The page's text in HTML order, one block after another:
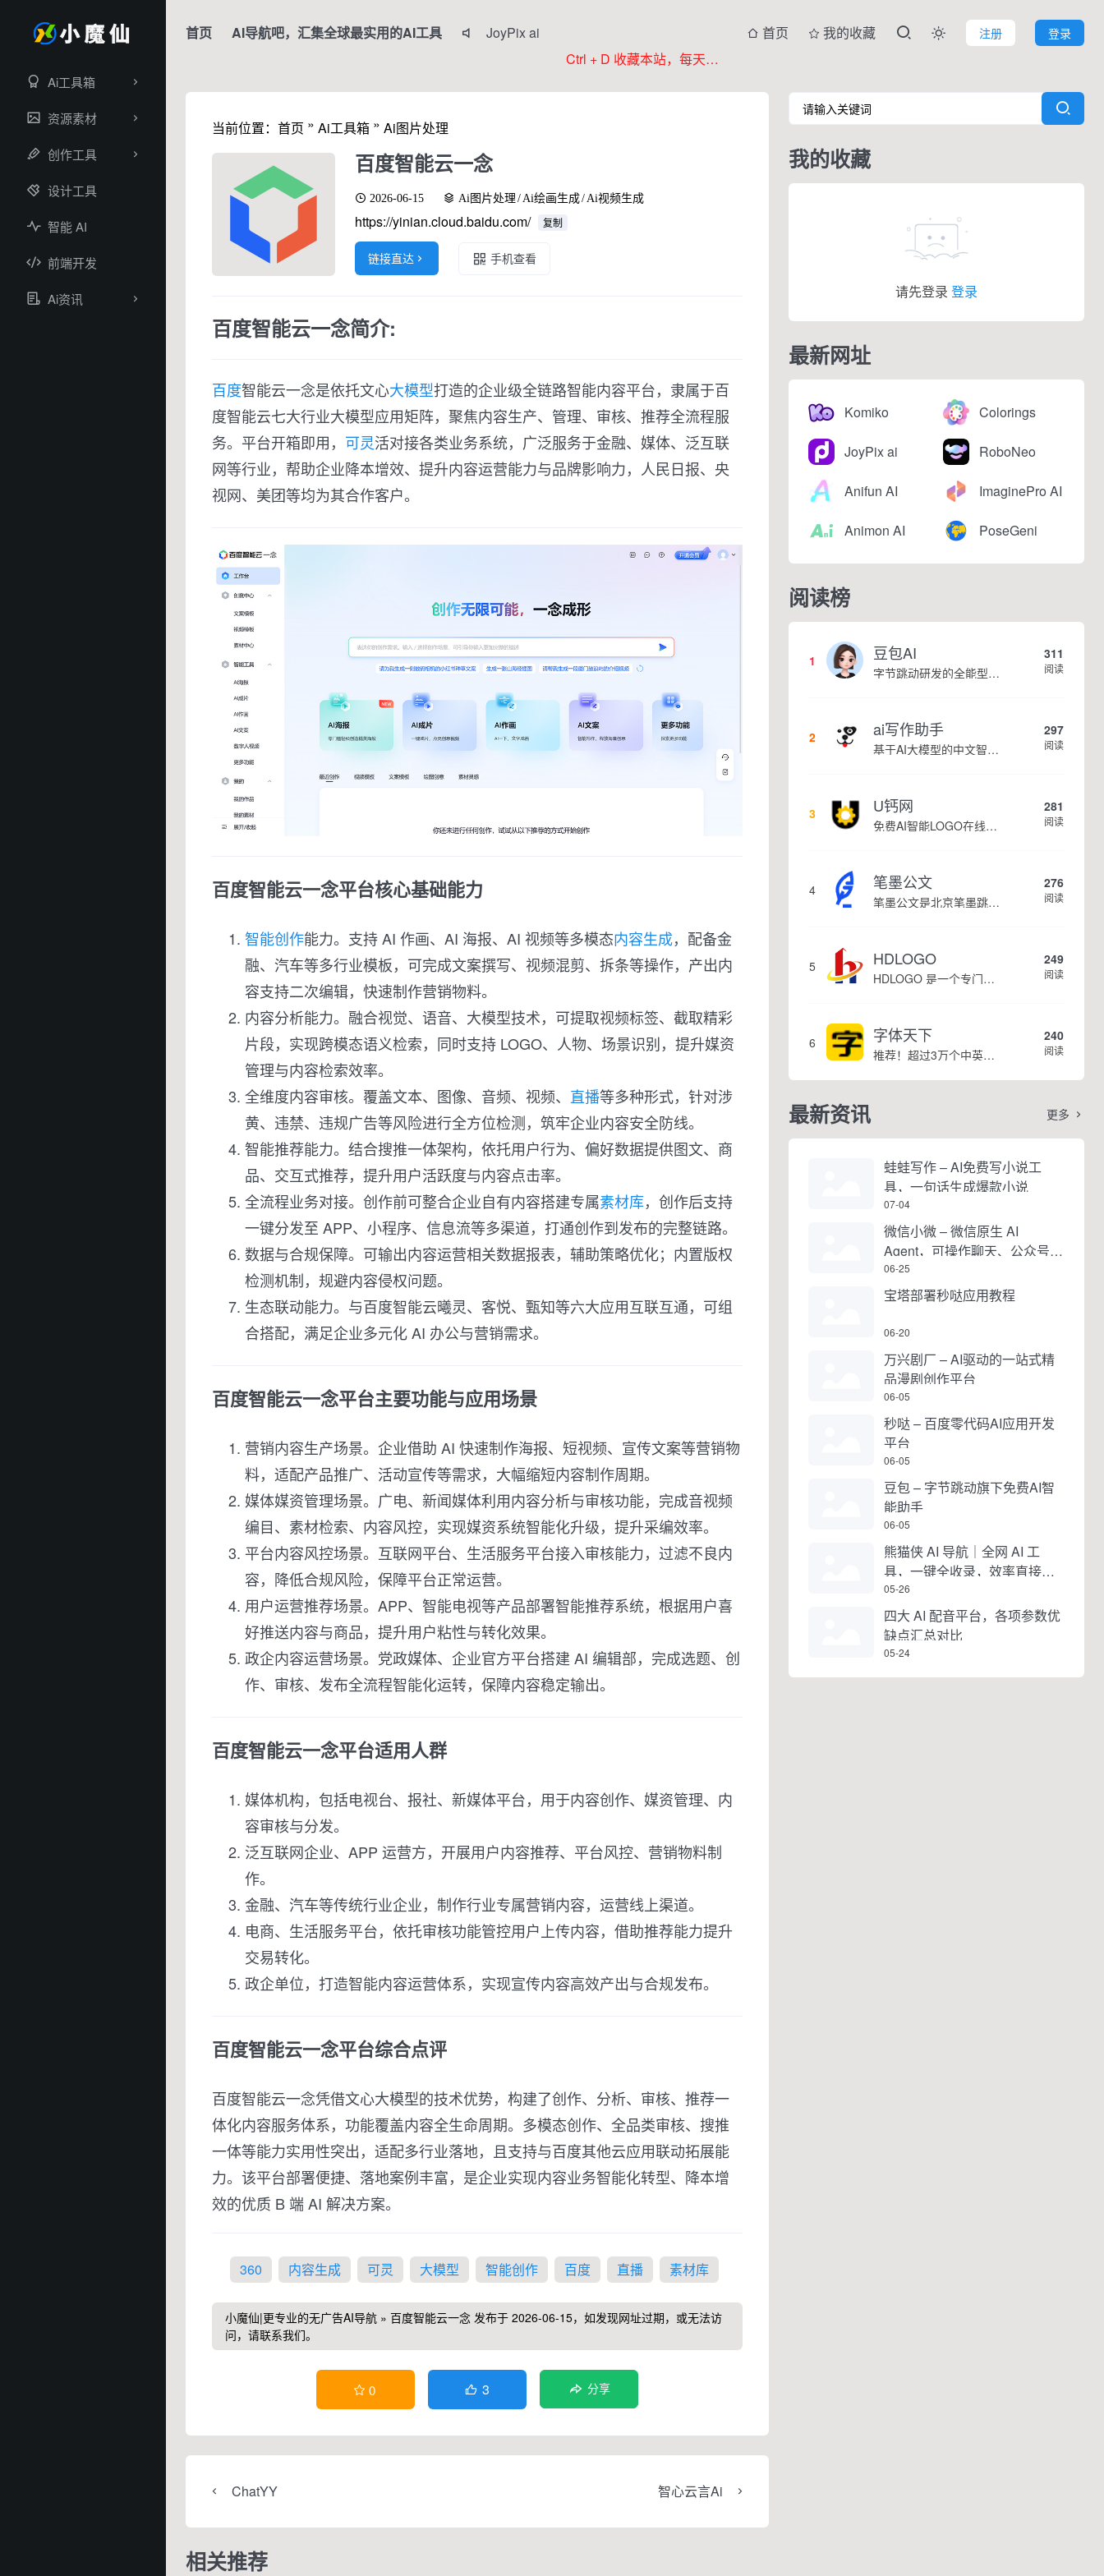
Ai工具箱
资源素材
创作工具
设计工具
智能 AI
前端开发
Ai资讯
首页 AI导航吧，汇集全球最实用的AI工具 
JoyPix ai
登录
注册

首页
我的收藏
Ctrl + D 收藏本站，每天更新好站！
当前位置： 首页 » Ai工具箱 » Ai图片处理
百度智能云一念
2026-06-15 Ai图片处理 / Ai绘画生成/ Ai视频生成
https://yinian.cloud.baidu.com/ 复制
链接直达  手机查看
百度智能云一念简介:
百度智能云一念是依托文心大模型打造的企业级全链路智能内容平台，隶属于百
度智能云七大行业大模型应用矩阵，聚焦内容生产、管理、审核、推荐全流程服
务。平台开箱即用， 可灵活对接各类业务系统，广泛服务于金融、媒体、泛互联
网等行业，帮助企业降本增效、提升内容运营能力与品牌影响力，人民日报、央
视网、美团等均为其合作客户。
百度智能云一念平台核心基础能力
智能创作能力。支持 AI 作画、AI 海报、AI 视频等多模态内容生成，配备金
融、汽车等多行业模板，可完成文案撰写、视频混剪、拆条等操作，产出内
容支持二次编辑，快速制作营销物料。
内容分析能力。融合视觉、语音、大模型技术，可提取视频标签、截取精彩
片段，实现跨模态语义检索，同时支持 LOGO、人物、场景识别，提升媒资
管理与内容检索效率。
全维度内容审核。覆盖文本、图像、音频、视频、 直播等多种形式，针对涉
黄、违禁、违规广告等风险进行全方位检测，筑牢企业内容安全防线。
智能推荐能力。结合搜推一体架构，依托用户行为、偏好数据提供图文、商
品、交互式推荐，提升用户活跃度与内容点击率。
全流程业务对接。创作前可整合企业自有内容搭建专属素材库，创作后支持
一键分发至 APP、小程序、信息流等多渠道，打通创作到发布的完整链路。
数据与合规保障。可输出内容运营相关数据报表，辅助策略优化；内置版权
检测机制，规避内容侵权问题。
生态联动能力。与百度智能云曦灵、客悦、甄知等六大应用互联互通，可组
合搭配，满足企业多元化 AI 办公与营销需求。
百度智能云一念平台主要功能与应用场景
营销内容生产场景。企业借助 AI 快速制作海报、短视频、宣传文案等营销物
料，适配产品推广、活动宣传等需求，大幅缩短内容制作周期。
媒体媒资管理场景。广电、新闻媒体利用内容分析与审核功能，完成音视频
编目、素材检索、内容风控，实现媒资系统智能化升级，提升采编效率。
平台内容风控场景。互联网平台、生活服务平台接入审核能力，过滤不良内
容，降低合规风险，保障平台正常运营。
用户运营推荐场景。APP、智能电视等产品部署智能推荐系统，根据用户喜
好推送内容与商品，提升用户粘性与转化效果。
政企内容运营场景。党政媒体、企业官方平台搭建 AI 编辑部，完成选题、创
作、审核、发布全流程智能化运转，保障内容稳定输出。
百度智能云一念平台适用人群
媒体机构，包括电视台、报社、新媒体平台，用于内容创作、媒资管理、内
容审核与分发。
泛互联网企业、APP 运营方，开展用户内容推荐、平台风控、营销物料制
作。
金融、汽车等传统行业企业，制作行业专属营销内容，运营线上渠道。
电商、生活服务平台，依托审核功能管控用户上传内容，借助推荐能力提升
交易转化。
政企单位，打造智能内容运营体系，实现宣传内容高效产出与合规发布。
百度智能云一念平台综合点评
百度智能云一念凭借文心大模型的技术优势，构建了创作、分析、审核、推荐一
体化内容服务体系，功能覆盖内容全生命周期。多模态创作、全品类审核、搜推
一体等能力实用性突出，适配多行业落地，且支持与百度其他云应用联动拓展能
力。该平台部署便捷、落地案例丰富，是企业实现内容业务智能化转型、降本增
效的优质 B 端 AI 解决方案。
360 内容生成 可灵 大模型 智能创作 百度 直播 素材库
小魔仙|更专业的无广告AI导航 » 百度智能云一念 发布于 2026-06-15，如发现网址过期，或无法访
问，请联系我们。
 0  3 分享
ChatYY 智心云言Ai
相关推荐
我的收藏
请先登录 登录
最新网址
Komiko Colorings
JoyPix ai RoboNeo
Anifun AI ImaginePro AI
Animon AI PoseGeni
阅读榜
1 豆包AI
字节跳动研发的全能型AI智能助手，提供智能对话、知识问答、内容创作、学习办公等一站式AI服务
311
阅读
2 ai写作助手
基于AI大模型的中文智能写作工具，面向学生、自媒体、职场人士提供一站式文本创作服务 核心定位 AI写作助手是依托人工智能技术打造的创作辅助平台，专注中文文本生成与优化，帮助用户快速完成各类文案、文章、论文等内容创作，提升写作效率 核心功能 ...
297
阅读
3 U钙网
免费AI智能LOGO在线设计制作平台
281
阅读
4 笔墨公文
笔墨公文是北京笔墨跳动科技旗下垂直公文赛道 AIGC 创作平台，深耕体制公文专业场景，依托海量标准公文语料训练专属大模型。平台整合 AI 公文生成、全维度智能校对、范文库、实时更新素材库、标准化公文模板五大核心板块，兼顾公文快速撰写、文稿合...
276
阅读
5 HDLOGO
HDLOGO 是一个专门整理矢量标志和图标的网站，提供各类品牌和公司的矢量标志下载服务，主要面向设计师、营销人员和企业用户，帮他们获取高质量的品牌标识资源。
249
阅读
6 字体天下
推荐！超过3万个中英文字体免费下载
240
阅读
最新资讯 更多 
蛙蛙写作 – AI免费写小说工
具，一句话生成爆款小说
07-04
微信小微 – 微信原生 AI
Agent，可操作聊天、公众号、
视频号和小程序
06-25
宝塔部署秒哒应用教程
06-20
万兴剧厂 – AI驱动的一站式精
品漫剧创作平台
06-05
秒哒 – 百度零代码AI应用开发
平台
06-05
豆包 – 字节跳动旗下免费AI智
能助手
06-05
熊猫侠 AI 导航｜全网 AI 工
具，一键全收录，效率直接拉
满
05-26
四大 AI 配音平台，各项参数优
缺点汇总对比
05-24